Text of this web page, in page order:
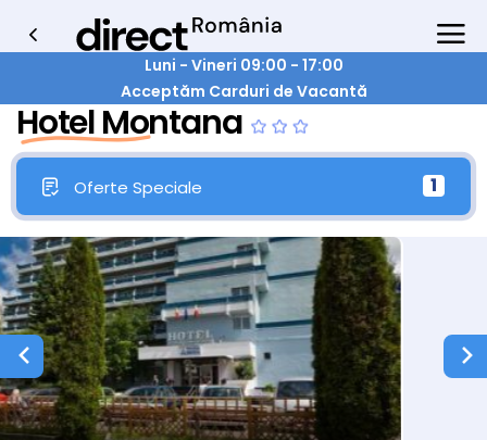
Luni - Vineri 09:00 - 17:00
Acceptăm Carduri de Vacantă
Hotel Montana
Oferte Speciale 1